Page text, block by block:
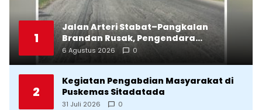
1
Jalan Arteri Stabat–Pangkalan
Brandan Rusak, Pengendara
Terancam Celaka
6 Agustus 2026 0
2
Kegiatan Pengabdian Masyarakat di
Puskemas Sitadatada
31 Juli 2026 0